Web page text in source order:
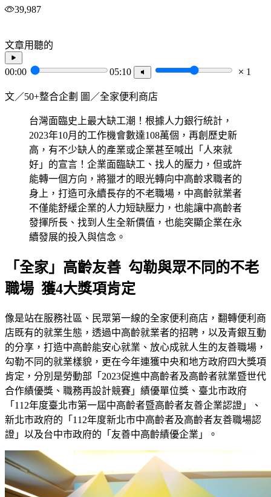
39,987
文章用聽的
00:00 05:10 1
文／50+整合企劃 圖／全家便利商店
台灣面臨史上最大缺工潮！根據人力銀行統計，
2023年10月的工作機會數達108萬個，再創歷史新
高，有不少缺人的產業或企業甚至喊出「人來就
好」的宣言！企業面臨缺工、找人的壓力，但或許
能轉一個方向，將獵才的眼光轉向中高齡求職者的
身上，打造可永續長存的不老職場，中高齡就業者
不僅能舒緩企業的人力短缺壓力，也能讓中高齡者
發揮所長、找到人生全新價值，也能突顯企業在永
續發展的投入與信念。
「全家」高齡友善 勾勒與眾不同的不老
職場 獲4大獎項肯定
像是站在服務社區、民眾第一線的全家便利商店，翻轉便利商
店既有的就業生態，透過中高齡就業者的招聘，以及青銀互動
的分享，打造中高齡能安心就業、放心成就人生的友善職場，
勾勒不同的就業樣貌，更在今年連獲中央和地方政府四大獎項
肯定，分別是勞動部「2023促進中高齡者及高齡者就業暨世代
合作績優獎、職務再設計競賽」績優單位獎、臺北市政府
「112年度臺北市第一屆中高齡者暨高齡者友善企業認證」、
新北市政府的「112年度新北市中高齡者及高齡者友善職場認
證」以及台中市政府的「友善中高齡績優企業」。